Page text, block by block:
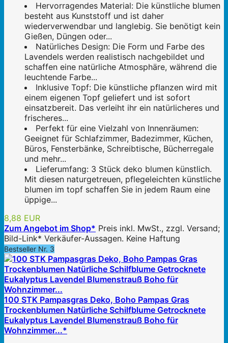
Hervorragendes Material: Die künstliche blumen
besteht aus Kunststoff und ist daher
wiederverwendbar und langlebig. Sie benötigt kein
Gießen, Düngen oder...
Natürliches Design: Die Form und Farbe des
Lavendels werden realistisch nachgebildet und
schaffen eine natürliche Atmosphäre, während die
leuchtende Farbe...
Inklusive Topf: Die künstliche pflanzen wird mit
einem eigenen Topf geliefert und ist sofort
einsatzbereit. Das verleiht ihr ein natürlicheres und
frischeres...
Perfekt für eine Vielzahl von Innenräumen:
Geeignet für Schlafzimmer, Badezimmer, Küchen,
Büros, Fensterbänke, Schreibtische, Bücherregale
und mehr...
Lieferumfang: 3 Stück deko blumen künstlich.
Mit diesen naturgetreuen, pflegeleichten künstliche
blumen im topf schaffen Sie in jedem Raum eine
üppige...
8,88 EUR
Zum Angebot im Shop* Preis inkl. MwSt., zzgl. Versand;
Bild-Link* Verkäufer-Aussagen. Keine Haftung
Bestseller Nr. 3
100 STK Pampasgras Deko, Boho Pampas Gras
Trockenblumen Natürliche Schilfblume Getrocknete
Eukalyptus Lavendel Blumenstrauß Boho für
Wohnzimmer...*